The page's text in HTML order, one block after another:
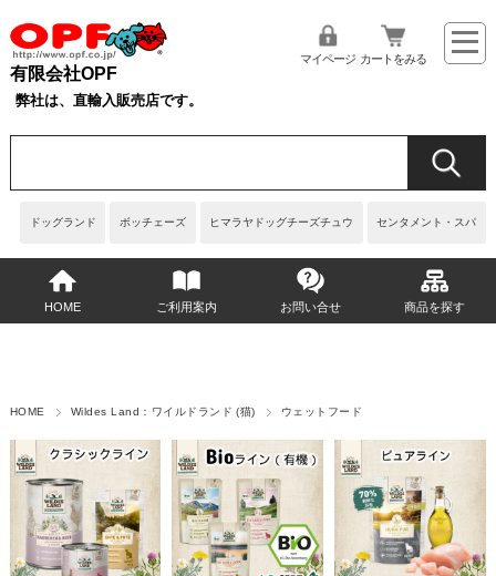
有限会社OPF
弊社は、直輸入販売店です。
ドッグランド ボッチェーズ ヒマラヤドッグチーズチュウ センタメント・スパ
マイページ カートをみる
HOME ご利用案内 お問い合せ 商品を探す
HOME Wildes Land：ワイルドランド (猫) ウェットフード